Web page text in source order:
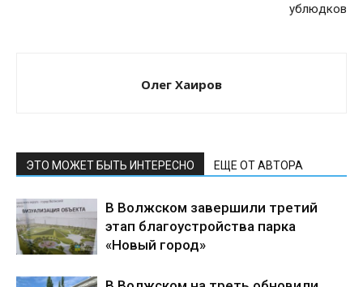
ублюдков
Олег Хаиров
ЭТО МОЖЕТ БЫТЬ ИНТЕРЕСНО ЕЩЕ ОТ АВТОРА
В Волжском завершили третий
этап благоустройства парка
«Новый город»